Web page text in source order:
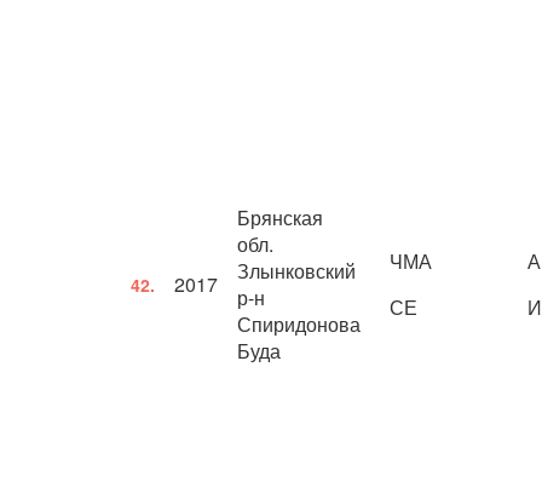
42. 2017
Брянская
обл.
Злынковский
р-н
Спиридонова
Буда
ЧМА
СЕ
А
И